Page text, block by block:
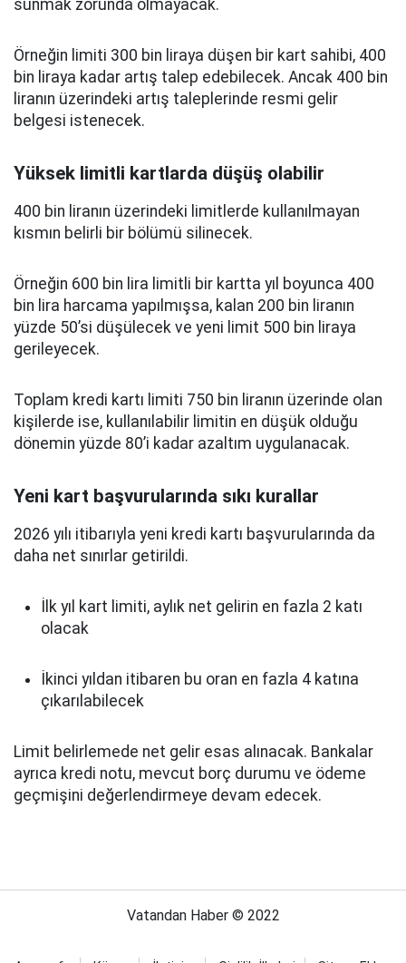
sunmak zorunda olmayacak.
Örneğin limiti 300 bin liraya düşen bir kart sahibi, 400
bin liraya kadar artış talep edebilecek. Ancak 400 bin
liranın üzerindeki artış taleplerinde resmi gelir
belgesi istenecek.
Yüksek limitli kartlarda düşüş olabilir
400 bin liranın üzerindeki limitlerde kullanılmayan
kısmın belirli bir bölümü silinecek.
Örneğin 600 bin lira limitli bir kartta yıl boyunca 400
bin lira harcama yapılmışsa, kalan 200 bin liranın
yüzde 50’si düşülecek ve yeni limit 500 bin liraya
gerileyecek.
Toplam kredi kartı limiti 750 bin liranın üzerinde olan
kişilerde ise, kullanılabilir limitin en düşük olduğu
dönemin yüzde 80’i kadar azaltım uygulanacak.
Yeni kart başvurularında sıkı kurallar
2026 yılı itibarıyla yeni kredi kartı başvurularında da
daha net sınırlar getirildi.
İlk yıl kart limiti, aylık net gelirin en fazla 2 katı
olacak
İkinci yıldan itibaren bu oran en fazla 4 katına
çıkarılabilecek
Limit belirlemede net gelir esas alınacak. Bankalar
ayrıca kredi notu, mevcut borç durumu ve ödeme
geçmişini değerlendirmeye devam edecek.
Vatandan Haber © 2022